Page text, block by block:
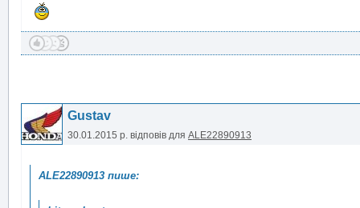
Gustav
30.01.2015 р. відповів для ALE22890913